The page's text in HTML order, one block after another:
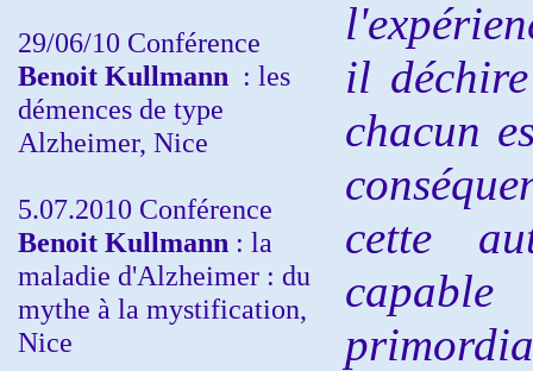
29/06/10 Conférence
Benoit Kullmann : les
démences de type
Alzheimer, Nice
5.07.2010 Conférence
Benoit Kullmann : la
maladie d'Alzheimer : du
mythe à la mystification,
Nice
il
chacun
cette